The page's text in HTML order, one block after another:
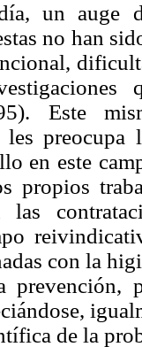
un auge
no han
Este
les
en este
propios
las
con la
prevención,
de la